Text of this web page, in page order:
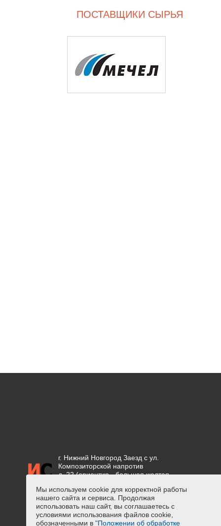
ПОСТАВЩИКИ СЫРЬЯ
г. Нижний Новгород Заезд с ул.
Композиторской напротив
д. 22 (ориентир - большая желтая
Положение об обработке
персональных данных
Предупреждение о сборе
Мы используем cookie для корректной работы
нашего сайта и сервиса. Продолжая
использовать наш сайт, вы соглашаетесь с
условиями использования файлов cookie,
обозначенными в "Положении об обработке